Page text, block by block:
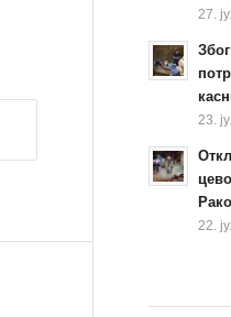
27.
23.
22.